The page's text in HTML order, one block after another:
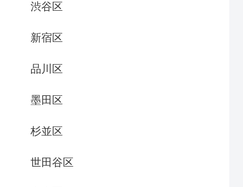
渋谷区
新宿区
品川区
墨田区
杉並区
世田谷区